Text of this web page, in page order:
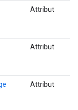
Attribut
Attribut
Attribut